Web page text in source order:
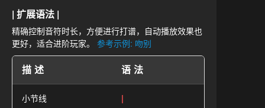
| 扩展语法 |
精确控制音符时长，方便进行打谱，自动播放效果也
更好，适合进阶玩家。参考示例: 吻别
描述 语法
小节线 |